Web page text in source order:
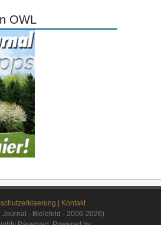
OWL
Kontakt
Journal - Bielefeld - 2006-2026)